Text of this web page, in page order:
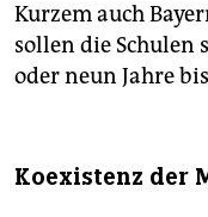
Kurzem auch
sollen die Schulen
oder neun Jahre
Koexistenz der